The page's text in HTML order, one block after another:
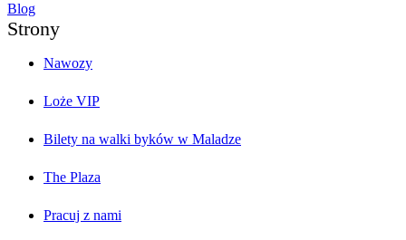
Blog
Strony
Nawozy
Loże VIP
Bilety na walki byków w Maladze
The Plaza
Pracuj z nami